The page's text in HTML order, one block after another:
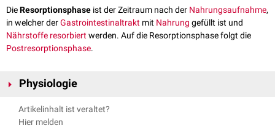
DieResorptionsphase ist der Zeitraum nach der Nahrungsaufnahme,
in welcher derGastrointestinaltrakt mit Nahrung gefüllt ist und
Nährstoffe resorbiertwerden. Auf die Resorptionsphase folgt die
Postresorptionsphase.
Physiologie
Die Resorptionsphase dauert - je nach Art und Menge der aufgenommen
Nahrung - mehrere Stunden. Solange
Artikelinhalt ist veraltet?
Hier melden